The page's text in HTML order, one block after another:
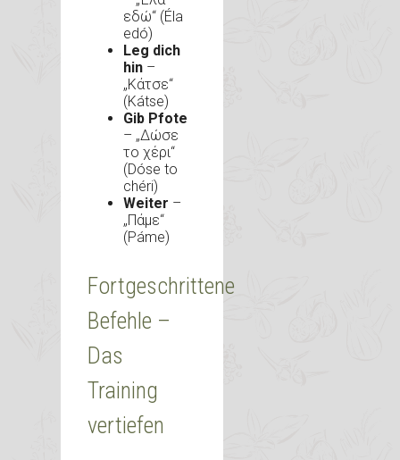
εδώ“ (Éla
edó)
Leg dich
hin –
„Κάτσε“
(Kátse)
Gib Pfote
– „Δώσε
το χέρι“
(Dóse to
chéri)
Weiter –
„Πάμε“
(Páme)
Fortgeschrittene
Befehle –
Das
Training
vertiefen